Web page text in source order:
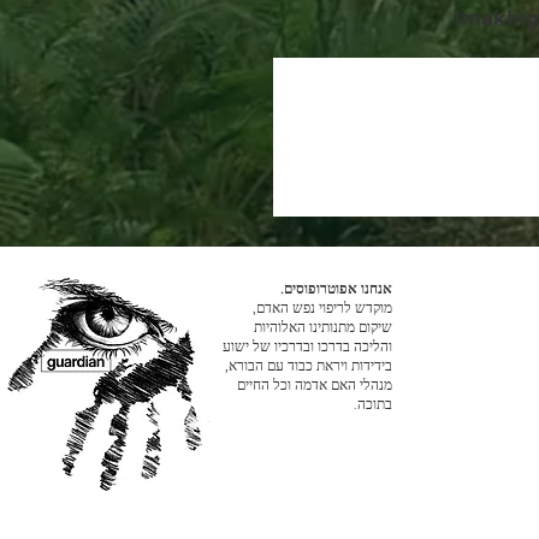
אנחנו אפוטרופוסים.
מוקדש לריפוי נפש האדם,
שיקום מתנותינו האלוהיות
והליכה בדרכו ובדרכיו של ישוע
בידידות ויראת כבוד עם הבורא,
מנהלי האם אדמה וכל החיים
בתוכה.